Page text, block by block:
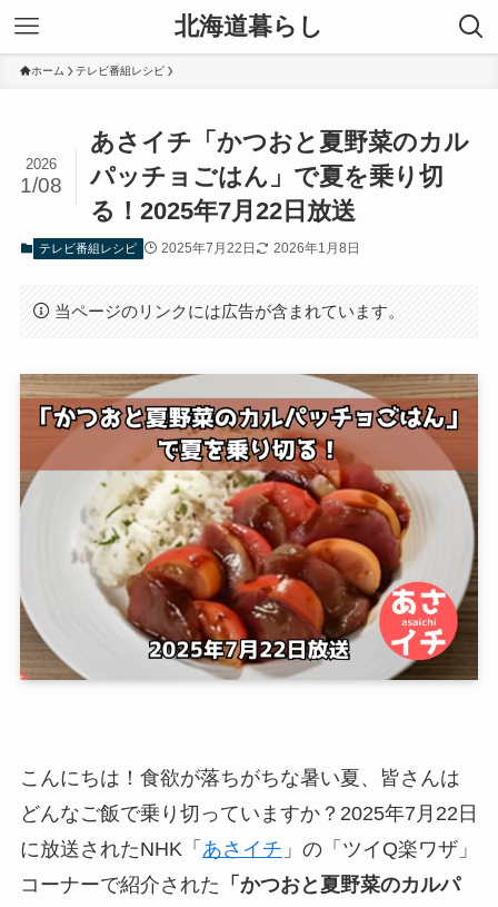
北海道暮らし
ホーム テレビ番組レシピ
あさイチ「かつおと夏野菜のカル
パッチョごはん」で夏を乗り切
る！2025年7月22日放送
2026
1/08
テレビ番組レシピ 2025年7月22日 2026年1月8日
当ページのリンクには広告が含まれています。
こんにちは！食欲が落ちがちな暑い夏、皆さんは
どんなご飯で乗り切っていますか？2025年7月22日
に放送されたNHK「 あさイチ 」の「ツイQ楽ワザ」
コーナーで紹介された 「かつおと夏野菜のカルパ